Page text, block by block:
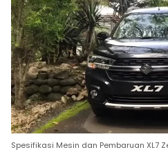
Spesifikasi Mesin dan Pembaruan XL7